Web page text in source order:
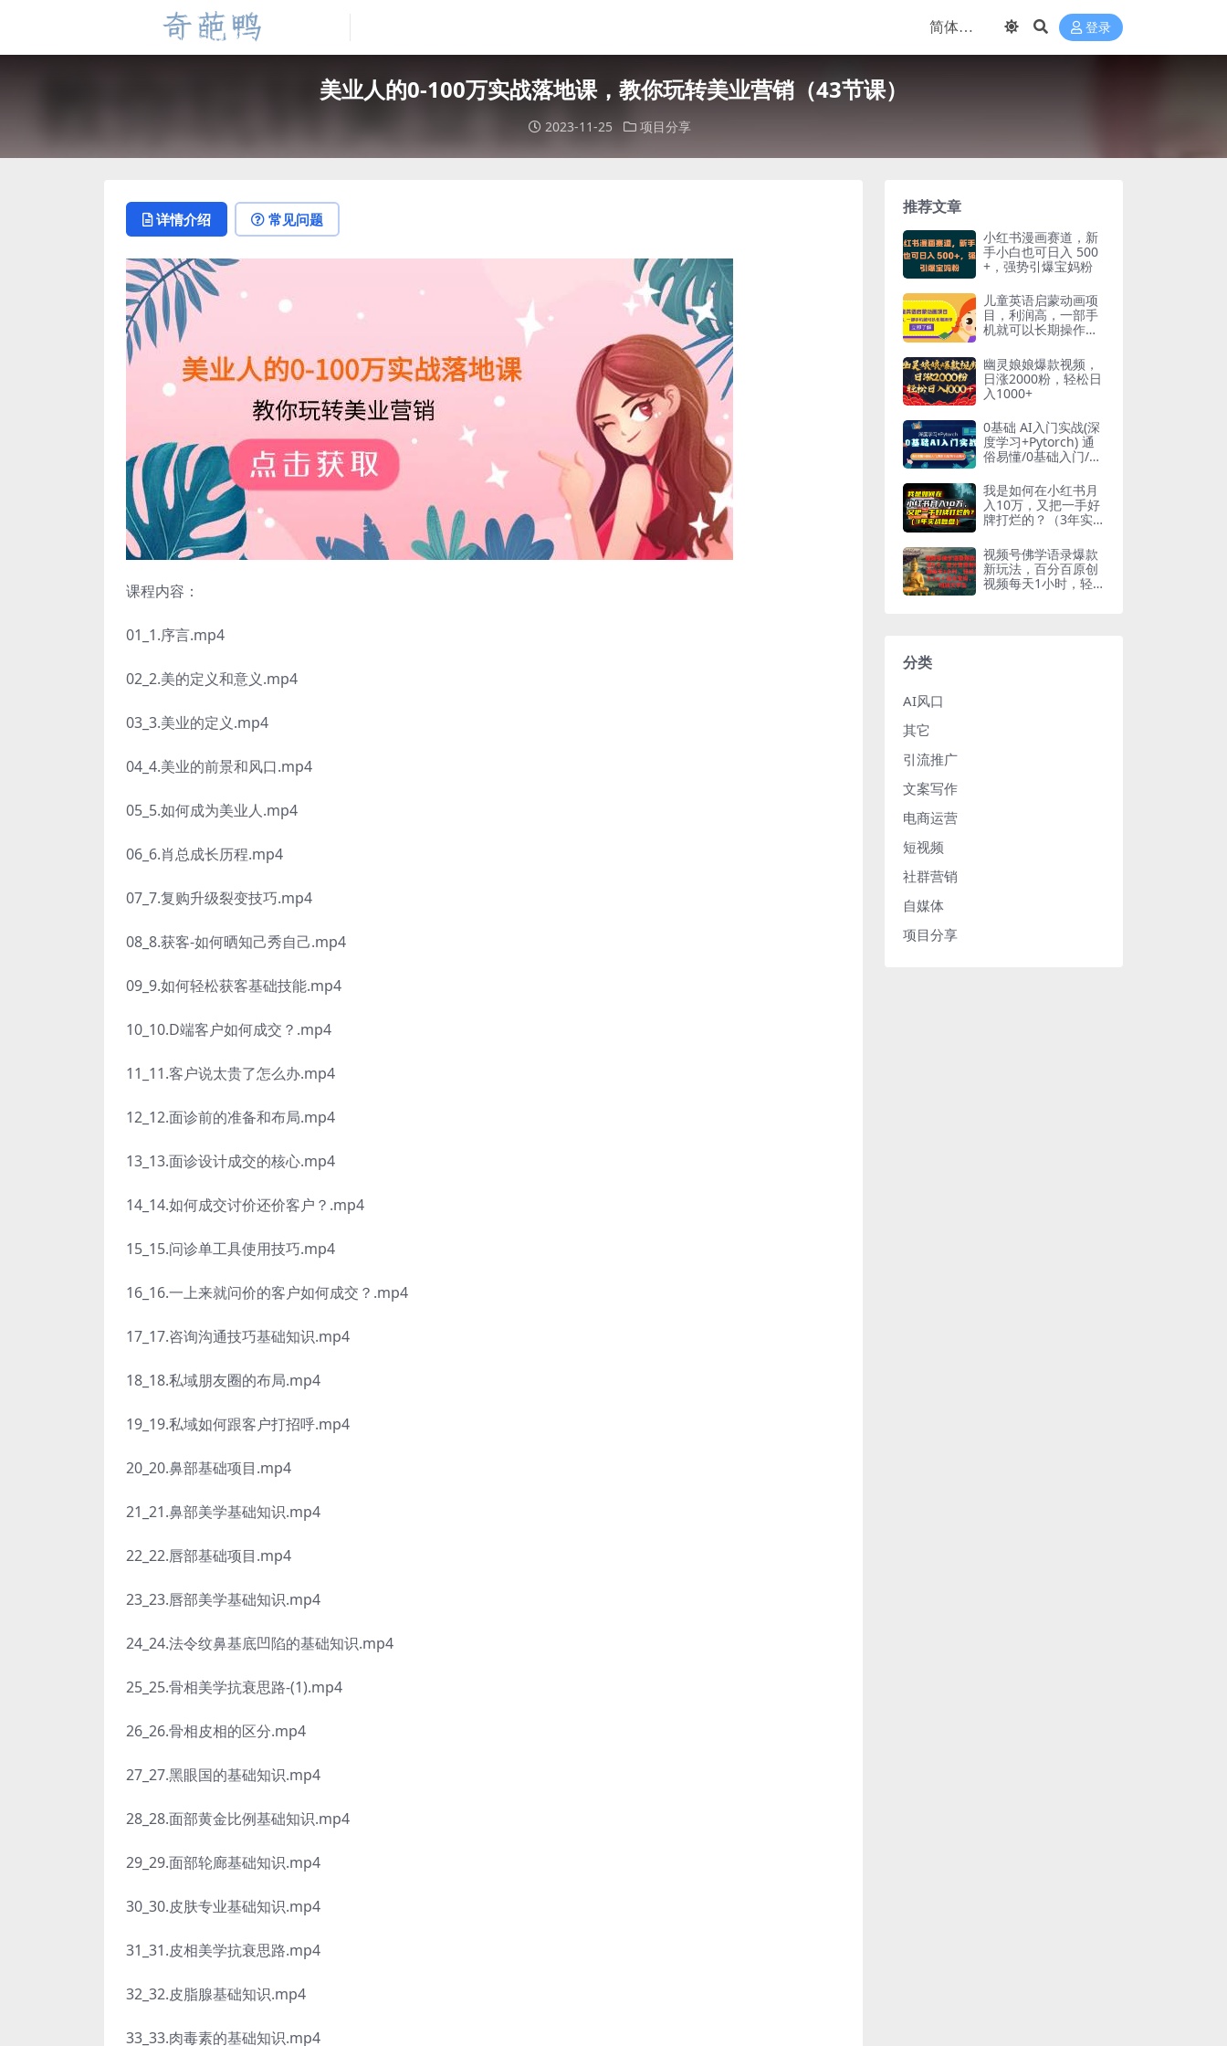
登录
美业人的0-100万实战落地课，教你玩转美业营销（43节课）
2023-11-25 项目分享
详情介绍 常见问题
课程内容：
01_1.序言.mp4
02_2.美的定义和意义.mp4
03_3.美业的定义.mp4
04_4.美业的前景和风口.mp4
05_5.如何成为美业人.mp4
06_6.肖总成长历程.mp4
07_7.复购升级裂变技巧.mp4
08_8.获客-如何晒知己秀自己.mp4
09_9.如何轻松获客基础技能.mp4
10_10.D端客户如何成交？.mp4
11_11.客户说太贵了怎么办.mp4
12_12.面诊前的准备和布局.mp4
13_13.面诊设计成交的核心.mp4
14_14.如何成交讨价还价客户？.mp4
15_15.问诊单工具使用技巧.mp4
16_16.一上来就问价的客户如何成交？.mp4
17_17.咨询沟通技巧基础知识.mp4
18_18.私域朋友圈的布局.mp4
19_19.私域如何跟客户打招呼.mp4
20_20.鼻部基础项目.mp4
21_21.鼻部美学基础知识.mp4
22_22.唇部基础项目.mp4
23_23.唇部美学基础知识.mp4
24_24.法令纹鼻基底凹陷的基础知识.mp4
25_25.骨相美学抗衰思路-(1).mp4
26_26.骨相皮相的区分.mp4
27_27.黑眼国的基础知识.mp4
28_28.面部黄金比例基础知识.mp4
29_29.面部轮廊基础知识.mp4
30_30.皮肤专业基础知识.mp4
31_31.皮相美学抗衰思路.mp4
32_32.皮脂腺基础知识.mp4
33_33.肉毒素的基础知识.mp4
推荐文章
小红书漫画赛道，新
手小白也可日入 500
+，强势引爆宝妈粉
儿童英语启蒙动画项
目，利润高，一部手
机就可以长期操作
幽灵娘娘爆款视频，
日涨2000粉，轻松日
入1000+
0基础 AI入门实战(深
度学习+Pytorch) 通
俗易懂/0基础入门/案
我是如何在小红书月
入10万，又把一手好
牌打烂的？（3年实
视频号佛学语录爆款
新玩法，百分百原创
视频每天1小时，轻
分类
AI风口
其它
引流推广
文案写作
电商运营
短视频
社群营销
自媒体
项目分享